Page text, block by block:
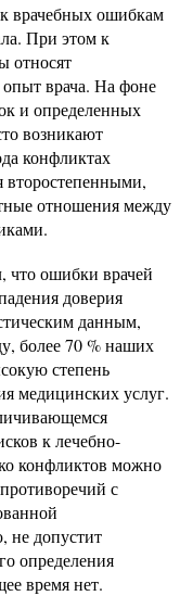
врачебных ошибкам
При этом к
относят
врача. На фоне
и определенных
возникают
конфликтах
второстепенными,
отношения между
что ошибки врачей
доверия
данным,
более 70 % наших
степень
медицинских услуг.
к лечебно-
конфликтов можно
с
не допустит
определения
время нет.